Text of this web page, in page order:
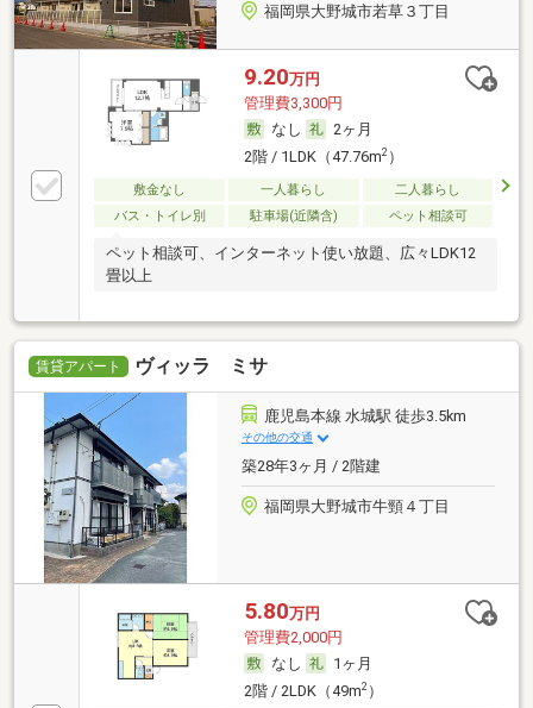
福岡県大野城市若草３丁目
9.20万円
管理費3,300円
なし
2ヶ月
2階 / 1LDK（47.76m2）
敷金なし 一人暮らし
二人暮らし
バス・トイレ別
駐車場(近隣含) ペット相談可
ペット相談可、インターネット使い放題、広々LDK12
畳以上
賃貸アパート ヴィッラ ミサ
鹿児島本線 水城駅 徒歩3.5km
その他の交通
築28年3ヶ月 / 2階建
福岡県大野城市牛頸４丁目
5.80万円
管理費2,000円
なし
1ヶ月
2階 / 2LDK（49m2）